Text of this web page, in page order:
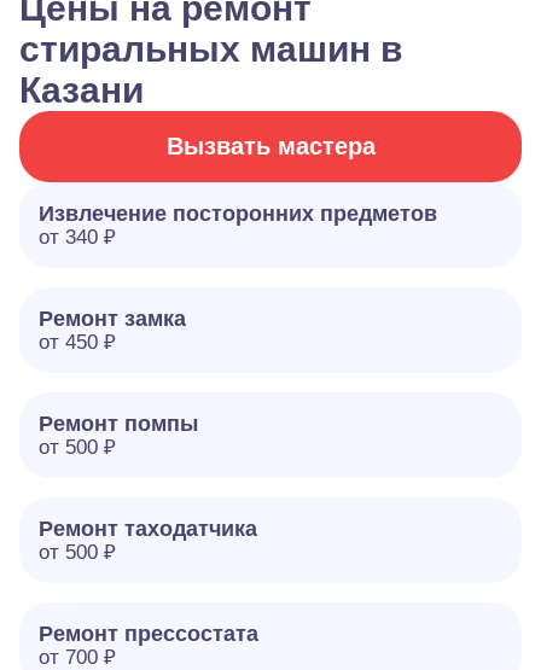
стиральных машин в
Казани
Вызвать мастера
Извлечение посторонних предметов
от 340 ₽
Ремонт замка
от 450 ₽
Ремонт помпы
от 500 ₽
Ремонт таходатчика
от 500 ₽
Ремонт прессостата
от 700 ₽